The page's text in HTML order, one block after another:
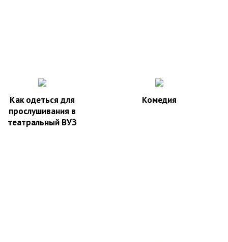
Как одеться для
прослушивания в
театральный ВУЗ
Комедия